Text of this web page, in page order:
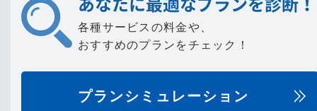
あなたに最適なプランを診断！
各種サービスの料金や、
おすすめのプランをチェック！
プランシミュレーション